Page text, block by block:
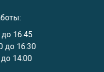
16:45
до 16:30
14:00